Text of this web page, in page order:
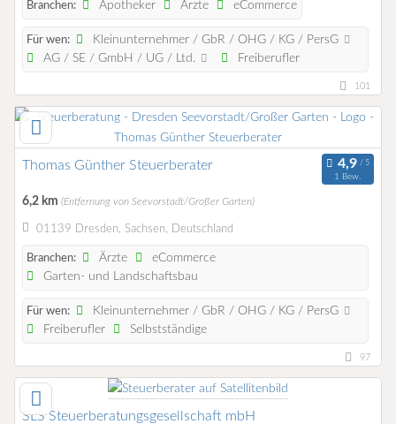
Branchen: Apotheker Ärzte eCommerce
Für wen:
Kleinunternehmer / GbR / OHG / KG / PersG
AG / SE / GmbH / UG / Ltd.
Freiberufler
101
Thomas Günther Steuerberater
1 Bew.
6,2 km (Entfernung von Seevorstadt/Großer Garten)
01139 Dresden, Sachsen, Deutschland
Branchen: Ärzte
eCommerce
Garten- und Landschaftsbau
Für wen:
Kleinunternehmer / GbR / OHG / KG / PersG
Freiberufler
Selbstständige
97
SLS Steuerberatungsgesellschaft mbH